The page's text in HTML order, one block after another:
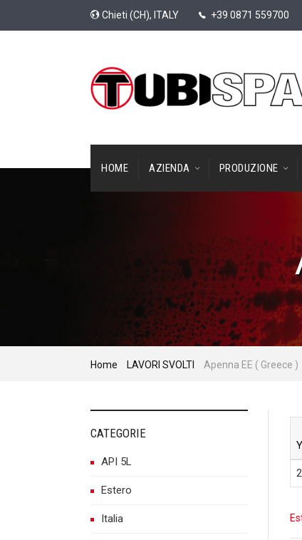
Chieti (CH), ITALY +39 0871 559700
HOME AZIENDA PRODUZIONE
Home LAVORI SVOLTI Apenna EE ( Greece )
CATEGORIE
API 5L
Estero
Italia